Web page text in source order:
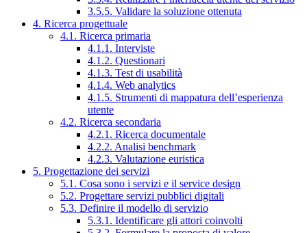
3.5.5. Validare la soluzione ottenuta
4. Ricerca progettuale
4.1. Ricerca primaria
4.1.1. Interviste
4.1.2. Questionari
4.1.3. Test di usabilità
4.1.4. Web analytics
4.1.5. Strumenti di mappatura dell’esperienza
utente
4.2. Ricerca secondaria
4.2.1. Ricerca documentale
4.2.2. Analisi benchmark
4.2.3. Valutazione euristica
5. Progettazione dei servizi
5.1. Cosa sono i servizi e il service design
5.2. Progettare servizi pubblici digitali
5.3. Definire il modello di servizio
5.3.1. Identificare gli attori coinvolti